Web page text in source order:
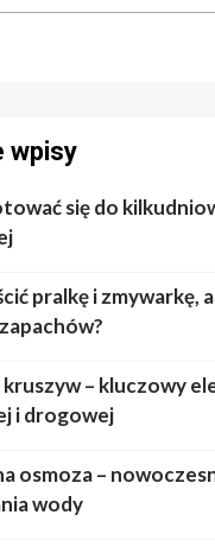
wpisy
się do
pralkę i zmywarkę,
– kluczowy
i drogowej
osmoza –
wody